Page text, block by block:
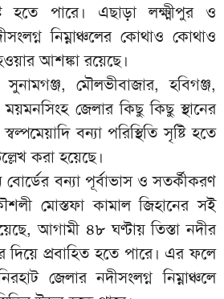
হতে পারে। এছাড়া লক্ষ্মীপুর ও
নিম্নাঞ্চলের কোথাও কোথাও
আশঙ্কা রয়েছে।
মৌলভীবাজার, হবিগঞ্জ,
জেলার কিছু কিছু স্থানের
বন্যা পরিস্থিতি সৃষ্টি হতে
করা হয়েছে।
বোর্ডের বন্যা পূর্বাভাস ও সতর্কীকরণ
মোস্তফা কামাল জিহানের সই
আগামী ৪৮ ঘণ্টায় তিস্তা নদীর
দিয়ে প্রবাহিত হতে পারে। এর ফলে
জেলার নদীসংলগ্ন নিম্নাঞ্চলে